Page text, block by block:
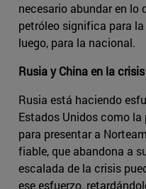
necesario abundar en lo
petróleo significa para
luego, para la nacional.
Rusia y China en la crisis
Rusia está haciendo
Estados Unidos como
para presentar a
fiable, que abandona a
escalada de la crisis
ese esfuerzo,